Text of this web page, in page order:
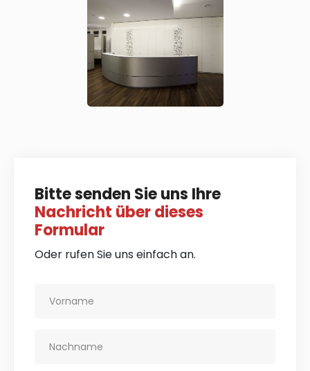
Bitte senden Sie uns Ihre
Nachricht über dieses
Formular
Oder rufen Sie uns einfach an.